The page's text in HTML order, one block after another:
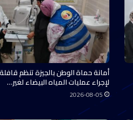
أمانة حماة الوطن بالجيزة تنظم
لإجراء عمليات المياه البيضاء لغير…
2026-08-05